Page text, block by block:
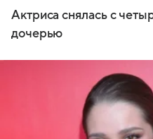
Актриса снялась с
дочерью